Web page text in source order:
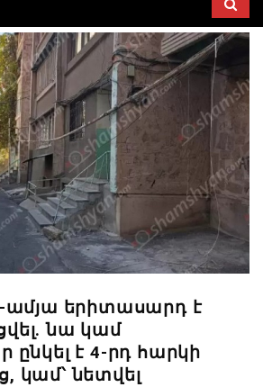
ամյա երիտասարդ է
նա կամ
ընկել է 4-րդ հարկի
կամ՝ նետվել